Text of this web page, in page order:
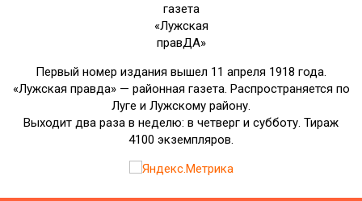
газета
«Лужская
правДА»
Первый номер издания вышел 11 апреля 1918 года.
«Лужская правда» — районная газета. Распространяется по
Луге и Лужскому району.
Выходит два раза в неделю: в четверг и субботу. Тираж
4100 экземпляров.